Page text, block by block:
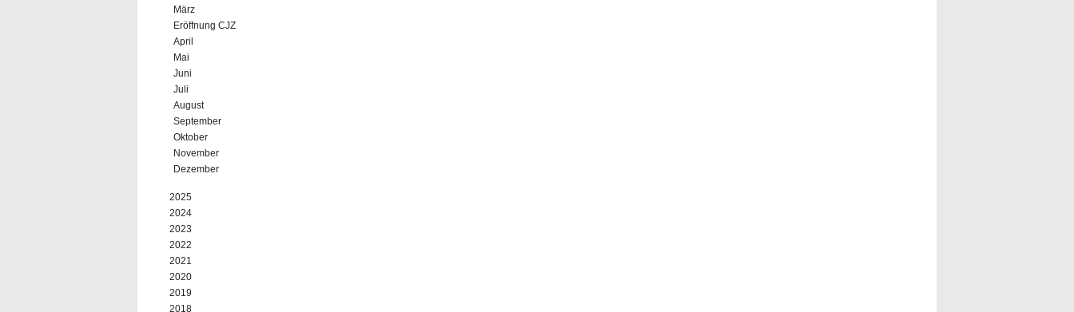
März
Eröffnung CJZ
April
Mai
Juni
Juli
August
September
Oktober
November
Dezember
2025
2024
2023
2022
2021
2020
2019
2018